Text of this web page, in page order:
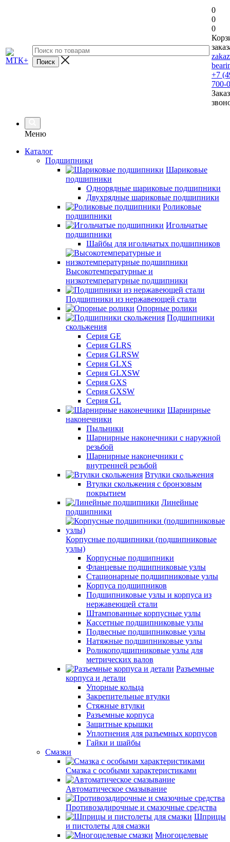
0
0
0
+7
700-
Меню
Каталог
Подшипники
Шариковые
подшипники
Однорядные шариковые подшипники
Двухрядные шариковые подшипники
Роликовые
подшипники
Игольчатые
подшипники
Шайбы для игольчатых подшипников
Высокотемпературные и
низкотемпературные подшипники
Подшипники из нержавеющей стали
Опорные ролики
Подшипники
скольжения
Серия GE
Серия GLRS
Серия GLRSW
Серия GLXS
Серия GLXSW
Серия GXS
Серия GXSW
Серия GL
Шарнирные
наконечники
Пыльники
Шарнирные наконечники с наружной
резьбой
Шарнирные наконечники с
внутренней резьбой
Втулки скольжения
Втулки скольжения с бронзовым
покрытием
Линейные
подшипники
Корпусные подшипники (подшипниковые
узлы)
Корпусные подшипники
Фланцевые подшипниковые узлы
Стационарные подшипниковые узлы
Корпуса подшипников
Подшипниковые узлы и корпуса из
нержавеющей стали
Штампованные корпусные узлы
Кассетные подшипниковые узлы
Подвесные подшипниковые узлы
Натяжные подшипниковые узлы
Роликоподшипниковые узлы для
метрических валов
Разъемные
корпуса и детали
Упорные кольца
Закрепительные втулки
Стяжные втулки
Разъемные корпуса
Защитные крышки
Уплотнения для разъемных корпусов
Гайки и шайбы
Смазки
Смазка с особыми характеристиками
Автоматическое смазывание
Противозадирочные и смазочные средства
Шприцы
и пистолеты для смазки
Многоцелевые